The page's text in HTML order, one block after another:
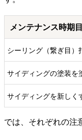
メンテナンス時期
シーリング（繋ぎ目）
サイディングの塗装を
サイディングを新しく
では、それぞれの注